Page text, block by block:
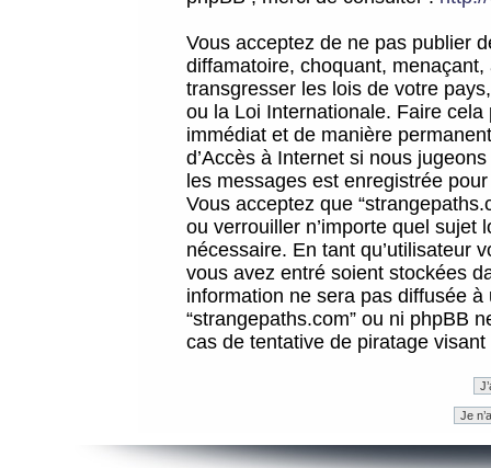
Vous acceptez de ne pas publier
diffamatoire, choquant,
transgresser les lois de votre
ou la Loi Internationale. Faire
immédiat et de manière
d’Accès à Internet si nous
les messages est enregistrée
Vous acceptez que
ou verrouiller n’importe quel sujet
nécessaire. En tant qu’utilisateur
vous avez entré soient stockées
information ne sera pas diffusée
“strangepaths.com” ou ni phpBB
cas de tentative de piratage